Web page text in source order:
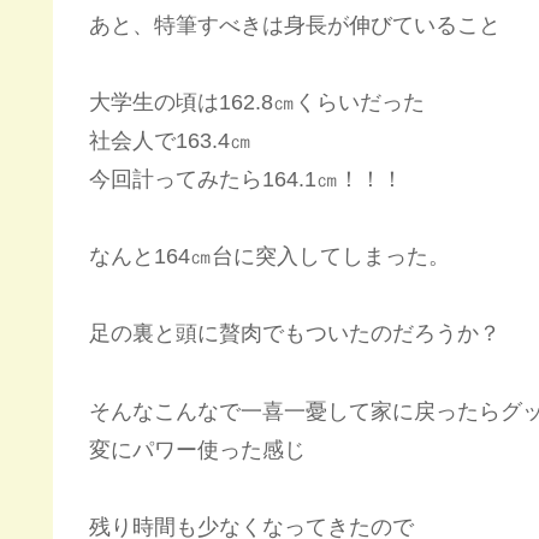
あと、特筆すべきは身長が伸びていること
大学生の頃は162.8㎝くらいだった
社会人で163.4㎝
今回計ってみたら164.1㎝！！！
なんと164㎝台に突入してしまった。
足の裏と頭に贅肉でもついたのだろうか？
そんなこんなで一喜一憂して家に戻ったらグ
変にパワー使った感じ
残り時間も少なくなってきたので